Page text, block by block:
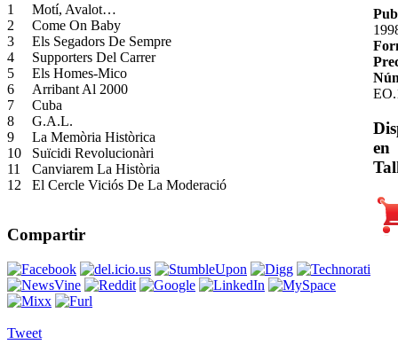
1
Motí, Avalot…
2
Come On Baby
3
Els Segadors De Sempre
4
Supporters Del Carrer
5
Els Homes-Mico
6
Arribant Al 2000
7
Cuba
8
G.A.L.
9
La Memòria Històrica
10
Suïcidi Revolucionàri
11
Canviarem La Història
12
El Cercle Viciós De La Moderació
Compartir
Tweet
en